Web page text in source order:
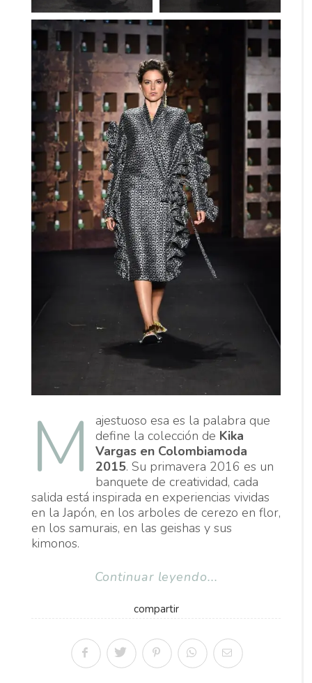
M
ajestuoso esa es la palabra que
define la colección de Kika
Vargas en Colombiamoda
2015. Su primavera 2016 es un
banquete de creatividad, cada
salida está inspirada en experiencias vividas
en la Japón, en los arboles de cerezo en flor,
en los samurais, en las geishas y sus
kimonos.
Continuar leyendo...
compartir